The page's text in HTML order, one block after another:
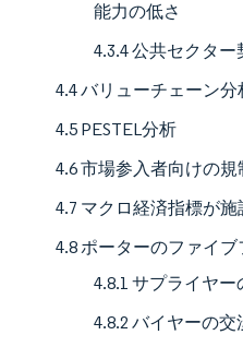
能力の低さ
4.3.4 公共セクタ
4.4 バリューチェーン分
4.5 PESTEL分析
4.6 市場参入者向けの
4.7 マクロ経済指標が
4.8 ポーターのファイ
4.8.1 サプライヤー
4.8.2 バイヤーの交